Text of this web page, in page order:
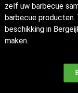
zelf uw barbecue
barbecue
beschikking in
maken.